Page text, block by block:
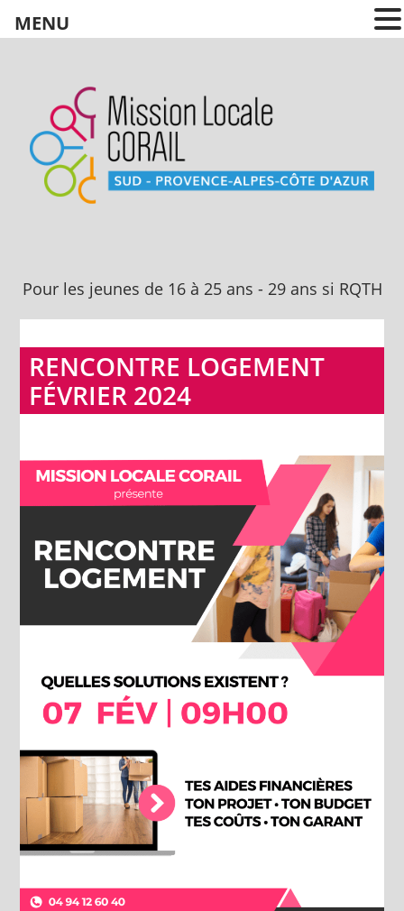
Pour les jeunes
de 16 à 25 ans
Pour les jeunes de 16 à 25 ans - 29 ans si RQTH
RENCONTRE LOGEMENT
FÉVRIER 2024
MENU